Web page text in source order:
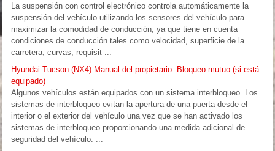
La suspensión con control electrónico controla automáticamente la
suspensión del vehículo utilizando los sensores del vehículo para
maximizar la comodidad de conducción, ya que tiene en cuenta
condiciones de conducción tales como velocidad, superficie de la
carretera, curvas, requisit ...
Hyundai Tucson (NX4) Manual del propietario: Bloqueo mutuo (si está
equipado)
Algunos vehículos están equipados con un sistema interbloqueo. Los
sistemas de interbloqueo evitan la apertura de una puerta desde el
interior o el exterior del vehículo una vez que se han activado los
sistemas de interbloqueo proporcionando una medida adicional de
seguridad del vehículo. ...